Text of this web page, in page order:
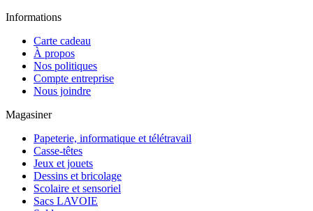
Informations
Carte cadeau
À propos
Nos politiques
Compte entreprise
Nous joindre
Magasiner
Papeterie, informatique et télétravail
Casse-têtes
Jeux et jouets
Dessins et bricolage
Scolaire et sensoriel
Sacs LAVOIE